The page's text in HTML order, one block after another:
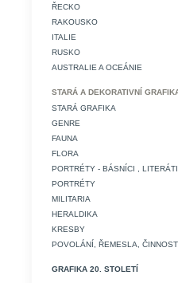
ŘECKO
RAKOUSKO
ITALIE
RUSKO
AUSTRALIE A OCEÁNIE
STARÁ A DEKORATIVNÍ
STARÁ GRAFIKA
GENRE
FAUNA
FLORA
PORTRÉTY - BÁSNÍCI ,
PORTRÉTY
MILITARIA
HERALDIKA
KRESBY
POVOLÁNÍ, ŘEMESLA,
GRAFIKA 20. STOLETÍ